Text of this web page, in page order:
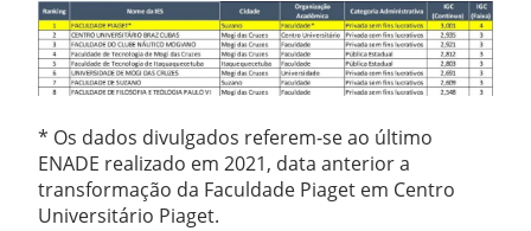
* Os dados divulgados referem-se ao último
ENADE realizado em 2021, data anterior a
transformação da Faculdade Piaget em Centro
Universitário Piaget.